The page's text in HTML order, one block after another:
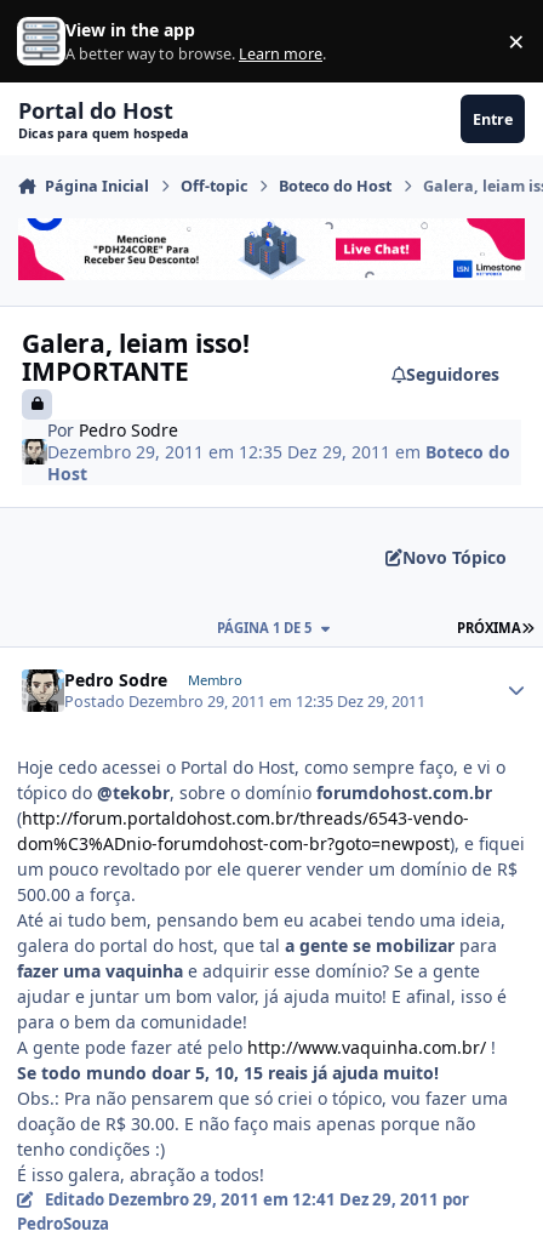
Ir para conteúdo
View in the app
A better way to browse. Learn more. ×
Portal do Host
Dicas para quem hospeda
Entre
Página Inicial Off-topic Boteco do Host Galera, leiam
Galera, leiam isso!
IMPORTANTE
Seguidores
Por Pedro Sodre
Dezembro 29, 2011 em 12:35 Dez 29, 2011 em Boteco do
Host
Novo Tópico
PRÓXIMA
PÁGINA 1 DE 5
Pedro Sodre Membro
Postado Dezembro 29, 2011 em 12:35 Dez 29, 2011
Hoje cedo acessei o Portal do Host, como sempre faço, e vi o
tópico do @tekobr, sobre o domínio forumdohost.com.br
(http://forum.portaldohost.com.br/threads/6543-vendo-
dom%C3%ADnio-forumdohost-com-br?goto=newpost), e fiquei
um pouco revoltado por ele querer vender um domínio de R$
500.00 a força.
Até ai tudo bem, pensando bem eu acabei tendo uma ideia,
galera do portal do host, que tal a gente se mobilizar para
fazer uma vaquinha e adquirir esse domínio? Se a gente
ajudar e juntar um bom valor, já ajuda muito! E afinal, isso é
para o bem da comunidade!
A gente pode fazer até pelo http://www.vaquinha.com.br/ !
Se todo mundo doar 5, 10, 15 reais já ajuda muito!
Obs.: Pra não pensarem que só criei o tópico, vou fazer uma
doação de R$ 30.00. E não faço mais apenas porque não
tenho condições :)
É isso galera, abração a todos!
Editado Dezembro 29, 2011 em 12:41 Dez 29, 2011 por
PedroSouza